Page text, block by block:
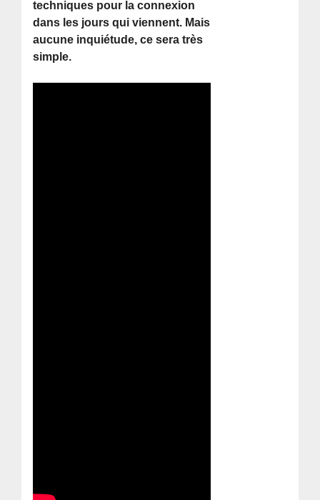
techniques pour la connexion
dans les jours qui viennent. Mais
aucune inquiétude, ce sera très
simple.